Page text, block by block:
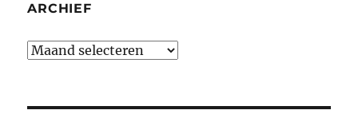
ARCHIEF
Archief